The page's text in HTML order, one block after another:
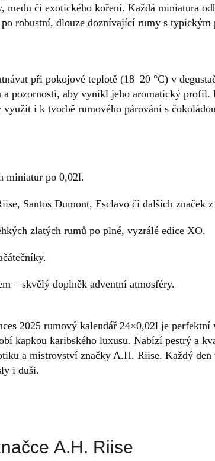
medu či exotického koření. Každá miniatura
robustní, dlouze doznívající rumy s typickým
při pokojové teplotě (18–20 °C) v
pozornosti, aby vynikl jeho aromatický profil.
i k tvorbě rumového párování s
miniatur po 0,02l.
Santos Dumont, Esclavo či dalších značek
zlatých rumů po plné, vyzrálé edice XO.
– skvělý doplněk adventní atmosféry.
2025 rumový kalendář 24×0,02l je perfektní
kapkou karibského luxusu. Nabízí pestrý a
a mistrovství značky A.H. Riise. Každý den
i duši.
A.H. Riise